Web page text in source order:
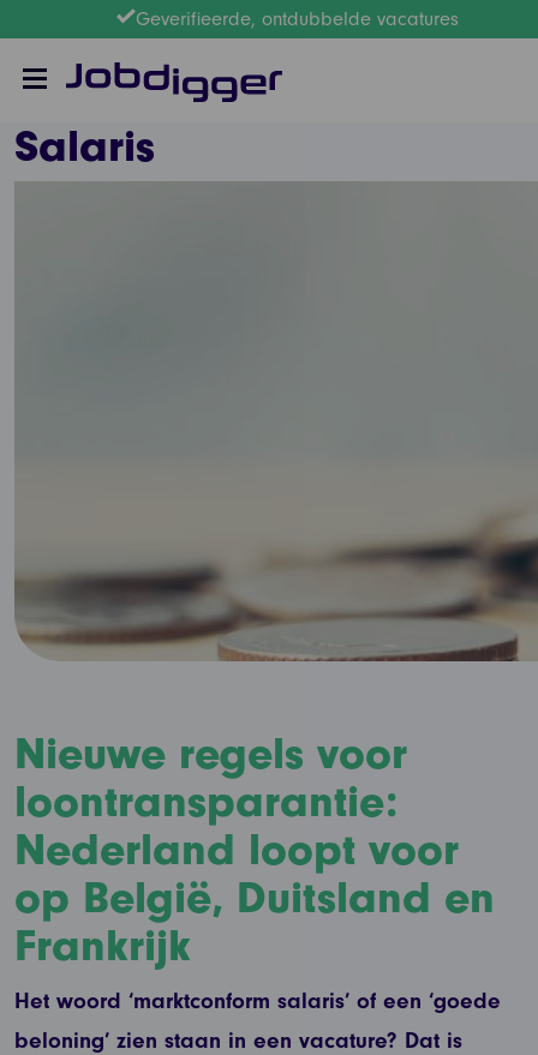
Geverifieerde, ontdubbelde vacatures
Salaris
Nieuwe regels voor
loontransparantie:
Nederland loopt voor
op België, Duitsland en
Frankrijk
Het woord ‘marktconform salaris’ of een ‘goede
beloning’ zien staan in een vacature? Dat is